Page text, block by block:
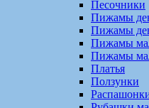
Песочники
Пижамы
Пижамы
Пижамы
Пижамы
Платья
Ползунки